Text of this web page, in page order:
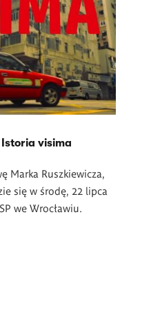
visima
Marka Ruszkiewicza,
się w środę, 22 lipca
we Wrocławiu.